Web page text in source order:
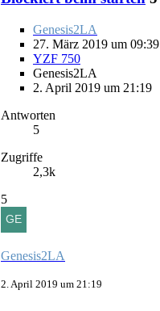
Genesis2LA
27. März 2019 um 09:39
YZF 750
Genesis2LA
2. April 2019 um 21:19
Antworten
5
Zugriffe
2,3k
5
Genesis2LA
2. April 2019 um 21:19